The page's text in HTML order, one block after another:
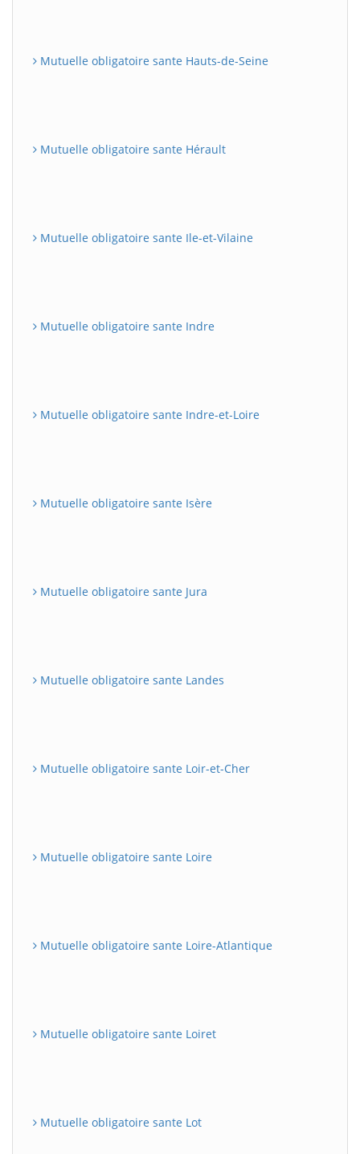
Mutuelle obligatoire sante Hauts-de-Seine
Mutuelle obligatoire sante Hérault
Mutuelle obligatoire sante Ile-et-Vilaine
Mutuelle obligatoire sante Indre
Mutuelle obligatoire sante Indre-et-Loire
Mutuelle obligatoire sante Isère
Mutuelle obligatoire sante Jura
Mutuelle obligatoire sante Landes
Mutuelle obligatoire sante Loir-et-Cher
Mutuelle obligatoire sante Loire
Mutuelle obligatoire sante Loire-Atlantique
Mutuelle obligatoire sante Loiret
Mutuelle obligatoire sante Lot